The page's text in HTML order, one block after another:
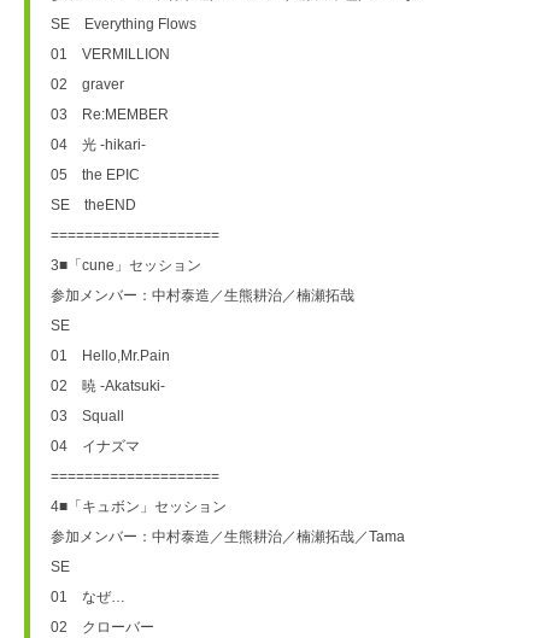
SE　Everything Flows
01　VERMILLION
02　graver
03　Re:MEMBER
04　光 -hikari-
05　the EPIC
SE　theEND
====================
3■「cune」セッション
参加メンバー：中村泰造／生熊耕治／楠瀬拓哉
SE
01　Hello,Mr.Pain
02　暁 -Akatsuki-
03　Squall
04　イナズマ
====================
4■「キュボン」セッション
参加メンバー：中村泰造／生熊耕治／楠瀬拓哉／Tama
SE
01　なぜ…
02　クローバー